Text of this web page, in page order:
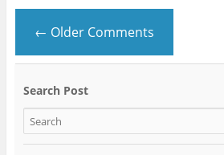
← Older Comments
Search Post